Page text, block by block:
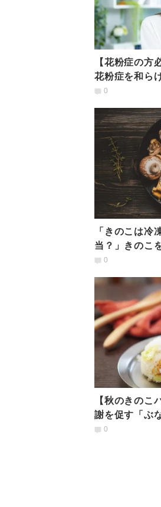
【花粉症の方
花粉症を和ら
0
「きのこは冷
当？」きのこ
いメリット4選
0
【秋のきのこ
謝を促す「ぶ
0